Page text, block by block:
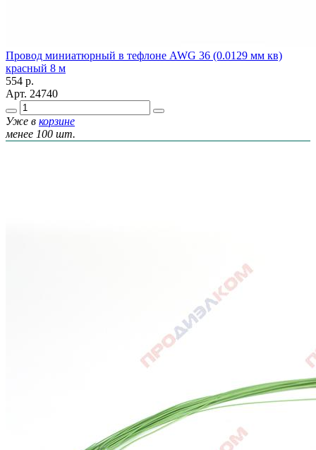
Провод миниатюрный в тефлоне AWG 36 (0.0129 мм кв)
красный 8 м
554 р.
Арт. 24740
Уже в корзине
менее 100 шт.